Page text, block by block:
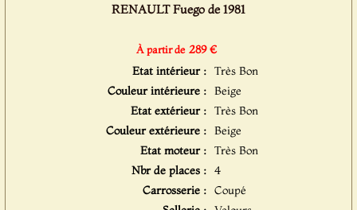
RENAULT Fuego de 1981
À partir de 289 €
Etat intérieur : Très Bon
Couleur intérieure : Beige
Etat extérieur : Très Bon
Couleur extérieure : Beige
Etat moteur : Très Bon
Nbr de places : 4
Carrosserie : Coupé